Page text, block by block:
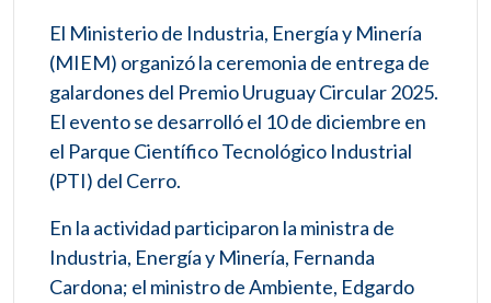
El Ministerio de Industria, Energía y Minería
(MIEM) organizó la ceremonia de entrega de
galardones del Premio Uruguay Circular 2025.
El evento se desarrolló el 10 de diciembre en
el Parque Científico Tecnológico Industrial
(PTI) del Cerro.
En la actividad participaron la ministra de
Industria, Energía y Minería, Fernanda
Cardona; el ministro de Ambiente, Edgardo